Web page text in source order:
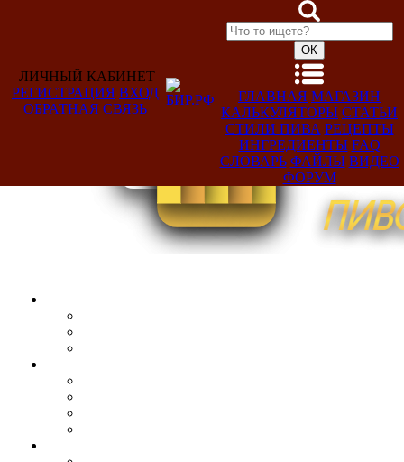
Добро
ЛИЧНЫЙ КАБИНЕТ
РЕГИСТРАЦИЯ ВХОД
ОБРАТНАЯ СВЯЗЬ
ГЛАВНАЯ МАГАЗИН
КАЛЬКУЛЯТОРЫ СТАТЬИ
СТИЛИ ПИВА РЕЦЕПТЫ
ИНГРЕДИЕНТЫ FAQ
СЛОВАРЬ ФАЙЛЫ ВИДЕО
ФОРУМ